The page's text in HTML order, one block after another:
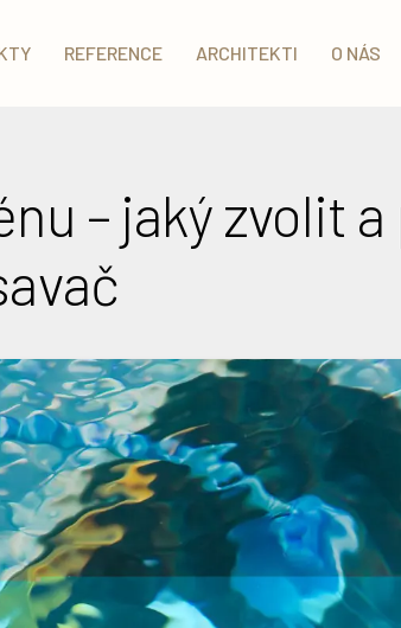
REFERENCE ARCHITEKTI O NÁS
– jaký zvolit